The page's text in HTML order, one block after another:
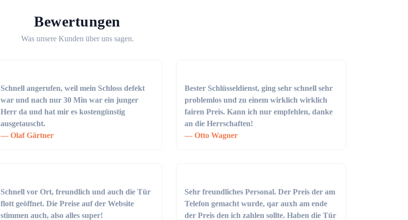
Bewertungen
Was unsere Kunden über uns sagen.
Schnell angerufen, weil mein Schloss defekt
war und nach nur 30 Min war ein junger
Herr da und hat mir es kostengünstig
ausgetauscht.
Olaf Gärtner
Bester Schlüsseldienst, ging sehr schnell sehr
problemlos und zu einem wirklich wirklich
fairen Preis. Kann ich nur empfehlen, danke
an die Herrschaften!
Otto Wagner
Schnell vor Ort, freundlich und auch die Tür
flott geöffnet. Die Preise auf der Website
stimmen auch, also alles super!
Sehr freundliches Personal. Der Preis der am
Telefon gemacht wurde, qar auxh am ende
der Preis den ich zahlen sollte. Haben die Tür